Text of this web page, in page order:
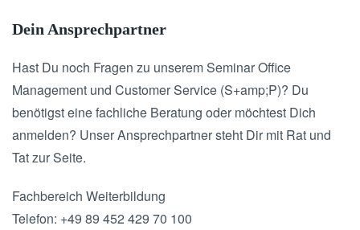
Dein Ansprechpartner
Hast Du noch Fragen zu unserem Seminar Office
Management und Customer Service (S+amp;P)? Du
benötigst eine fachliche Beratung oder möchtest Dich
anmelden? Unser Ansprechpartner steht Dir mit Rat und
Tat zur Seite.
Fachbereich Weiterbildung
Telefon: +49 89 452 429 70 100